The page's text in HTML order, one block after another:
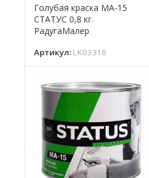
Голубая краска МА-15
СТАТУС 0,8 кг.
РадугаМалер
Артикул: LK03318